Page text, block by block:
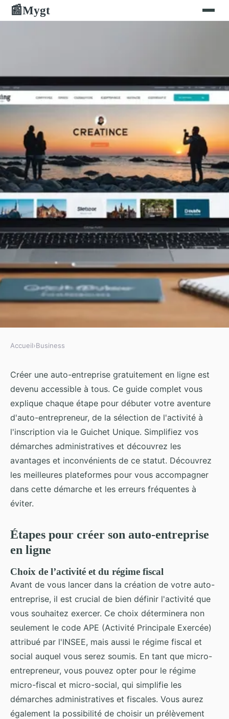
📰Mygt
Créer son auto-entreprise
gratuitement en ligne : guide
complet
Iris•17 septembre 2024•4 min de lecture
Accueil›Business
Créer une auto-entreprise gratuitement en ligne est
devenu accessible à tous. Ce guide complet vous
explique chaque étape pour débuter votre aventure
d'auto-entrepreneur, de la sélection de l'activité à
l'inscription via le Guichet Unique. Simplifiez vos
démarches administratives et découvrez les
avantages et inconvénients de ce statut. Découvrez
les meilleures plateformes pour vous accompagner
dans cette démarche et les erreurs fréquentes à
éviter.
Étapes pour créer son auto-entreprise
en ligne
Choix de l’activité et du régime fiscal
Avant de vous lancer dans la création de votre auto-
entreprise, il est crucial de bien définir l'activité que
vous souhaitez exercer. Ce choix déterminera non
seulement le code APE (Activité Principale Exercée)
attribué par l'INSEE, mais aussi le régime fiscal et
social auquel vous serez soumis. En tant que micro-
entrepreneur, vous pouvez opter pour le régime
micro-fiscal et micro-social, qui simplifie les
démarches administratives et fiscales. Vous aurez
également la possibilité de choisir un prélèvement